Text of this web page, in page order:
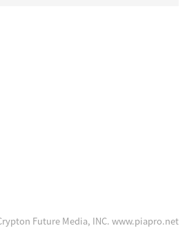
Future Media, INC. www.piapro.net